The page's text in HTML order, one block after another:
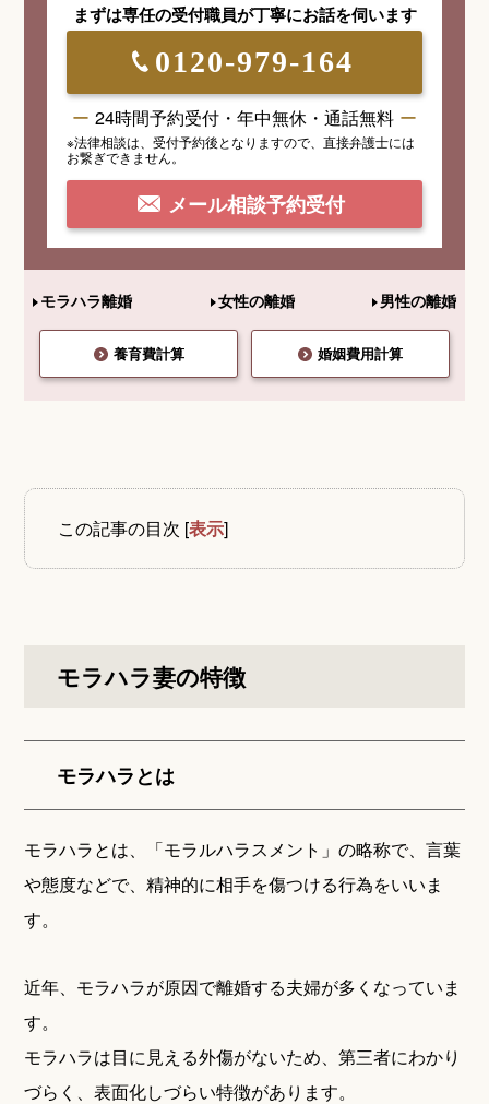
まずは専任の受付職員が丁寧にお話を伺います
0120-979-164
24時間予約受付・年中無休・通話無料
※法律相談は、受付予約後となりますので、 直接弁護士には
お繋ぎできません。
メール相談予約受付
モラハラ離婚 女性の離婚 男性の離婚
養育費計算 婚姻費用計算
この記事の目次 [表示]
モラハラ妻の特徴
モラハラとは
モラハラとは、「モラルハラスメント」の略称で、言葉
や態度などで、精神的に相手を傷つける行為をいいま
す。
近年、モラハラが原因で離婚する夫婦が多くなっていま
す。
モラハラは目に見える外傷がないため、第三者にわかり
づらく、表面化しづらい特徴があります。